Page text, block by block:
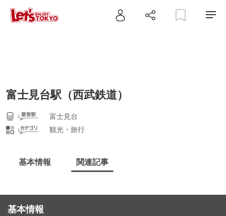
富士見台駅（西武鉄道）
富士見台
観光・旅行
基本情報 関連記事
基本情報